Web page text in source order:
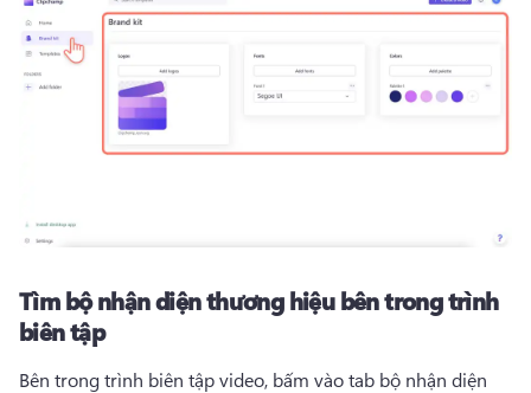
Tìm bộ nhận diện thương hiệu bên trong trình
biên tập
Bên trong trình biên tập video, bấm vào tab bộ nhận diện